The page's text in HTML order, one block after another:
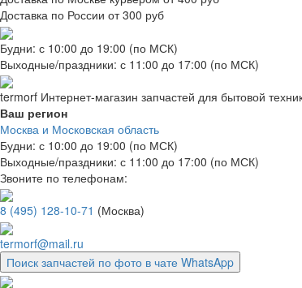
Доставка по России от 300 руб
Будни: с 10:00 до 19:00 (по МСК)
Выходные/праздники: с 11:00 до 17:00 (по МСК)
termorf Интернет-магазин запчастей для бытовой
Ваш регион
Москва и Московская область
Будни: с 10:00 до 19:00 (по МСК)
Выходные/праздники: с 11:00 до 17:00 (по МСК)
Звоните по телефонам:
8 (495) 128-10-71 (Москва)
termorf@mail.ru
Поиск запчастей по фото в чате WhatsApp